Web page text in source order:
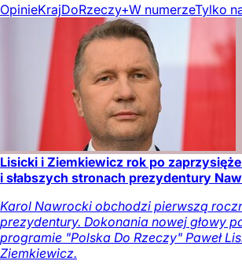
OpinieKrajDoRzeczy+W numerzeTylko
Lisicki i Ziemkiewicz rok po
i słabszych stronach prezydentury
Karol Nawrocki obchodzi pierwszą
prezydentury. Dokonania nowej głowy
programie "Polska Do Rzeczy" Paweł
Ziemkiewicz.